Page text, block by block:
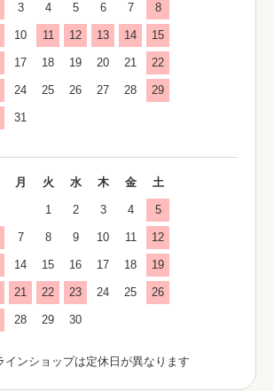
3 4 5 6 7 8
10 11 12 13 14 15
17 18 19 20 21 22
24 25 26 27 28 29
31
月 火 水 木 金 土
1 2 3 4 5
7 8 9 10 11 12
14 15 16 17 18 19
21 22 23 24 25 26
28 29 30
ンショップは定休日が異なります